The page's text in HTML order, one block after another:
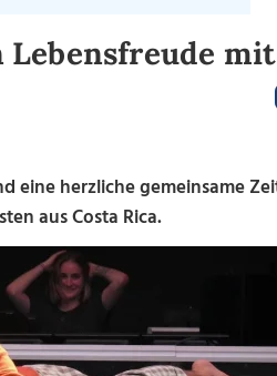
Lebensfreude mit
eine herzliche gemeinsame
aus Costa Rica.